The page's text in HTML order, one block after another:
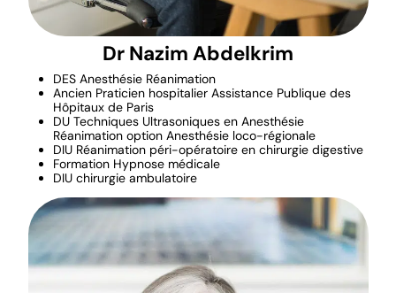
Dr Nazim Abdelkrim
DES Anesthésie Réanimation
Ancien Praticien hospitalier Assistance Publique des
Hôpitaux de Paris
DU Techniques Ultrasoniques en Anesthésie
Réanimation option Anesthésie loco-régionale
DIU Réanimation péri-opératoire en chirurgie digestive
Formation Hypnose médicale
DIU chirurgie ambulatoire